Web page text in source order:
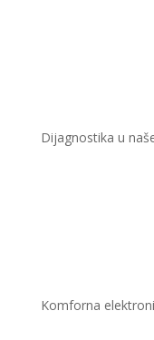
Dijagnostika u
Komforna